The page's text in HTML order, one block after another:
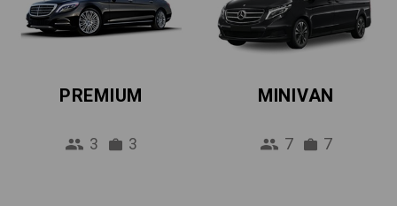
PREMIUM
3 3
MINIVAN
7 7